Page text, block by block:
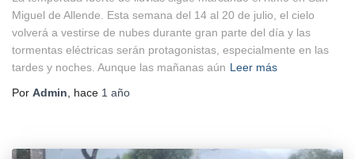
Miguel de Allende. Esta semana del 14 al 20 de julio, el cielo
volverá a vestirse de nubes durante gran parte del día y las
tormentas eléctricas serán protagonistas, especialmente en las
tardes y noches. Aunque las mañanas aún Leer más
Por Admin , hace 1 año